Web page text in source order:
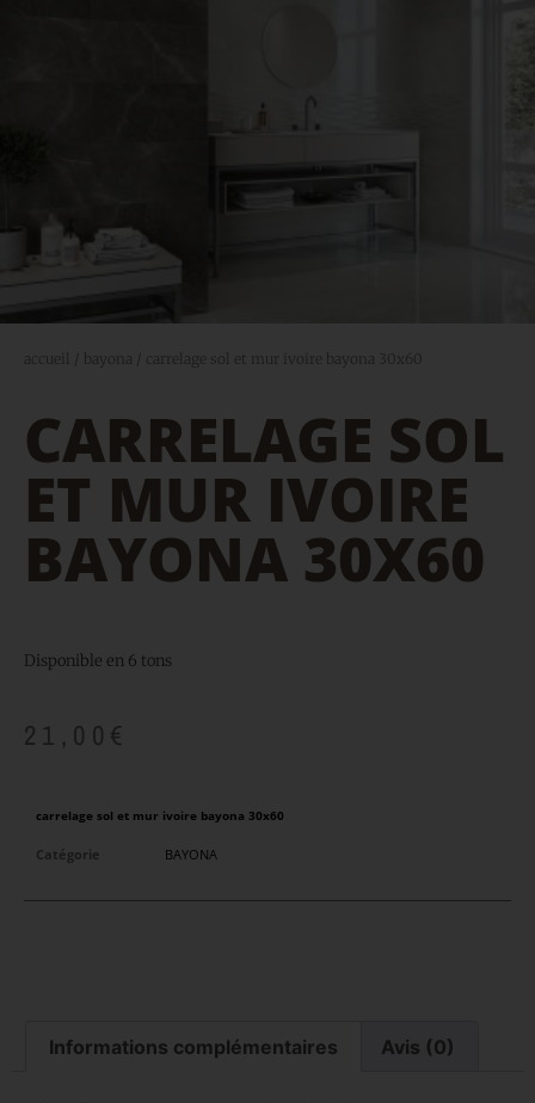
accueil bayona / carrelage sol et mur ivoire bayona 30x60
CARRELAGE SOL
ET MUR IVOIRE
BAYONA 30X60
Disponible en 6 tons
21,00 €
carrelage sol et mur ivoire bayona 30x60
Catégorie BAYONA
Informations complémentaires Avis (0)